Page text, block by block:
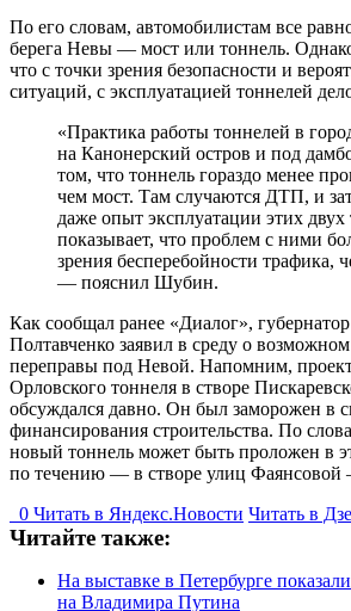
По его словам, автомобилистам все
берега Невы — мост или тоннель.
что с точки зрения безопасности и
ситуаций, с эксплуатацией тоннелей
«Практика работы тоннелей в
на Канонерский остров и под
том, что тоннель гораздо менее
чем мост. Там случаются ДТП, и
даже опыт эксплуатации этих двух
показывает, что проблем с ними
зрения бесперебойности трафика,
— пояснил Шубин.
Как сообщал ранее «Диалог»,
Полтавченко заявил в среду о возможном
переправы под Невой. Напомним,
Орловского тоннеля в створе
обсуждался давно. Он был заморожен в
финансирования строительства. По
новый тоннель может быть проложен в
по течению — в створе улиц Фаянсовой
0 Читать в Яндекс.Новости Читать в
Читайте также:
На выставке в Петербурге
на Владимира Путина